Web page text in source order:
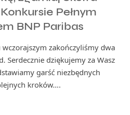
Pełnym
BNP Paribas
zakończyliśmy dwa
Serdecznie dziękujemy za Wasz
garść niezbędnych
kroków….